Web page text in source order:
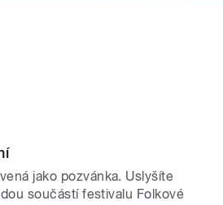
jako pozvánka. Uslyšíte
součástí festivalu Folkové